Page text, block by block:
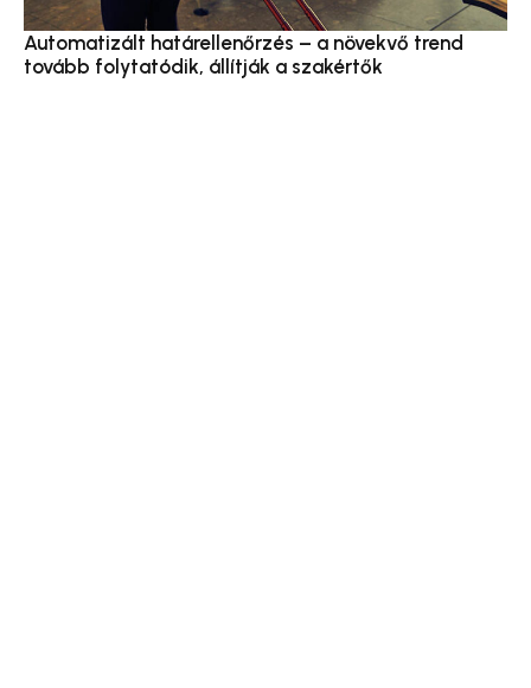
Automatizált határellenőrzés – a növekvő trend
tovább folytatódik, állítják a szakértők